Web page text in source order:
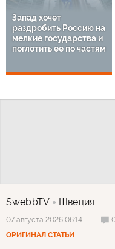
Запад хочет
раздробить Россию на
мелкие государства и
поглотить ее по частям
SwebbTV Швеция
07 августа 2026 06:14
ОРИГИНАЛ СТАТЬИ